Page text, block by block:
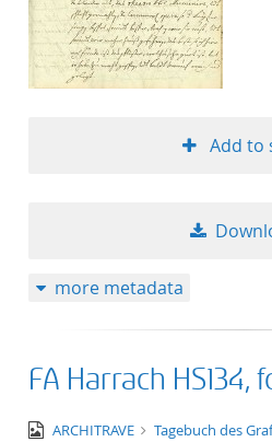
Add to
more metadata
FA Harrach HS134,
image/jpeg
ARCHITRAVE
Tagebuch des